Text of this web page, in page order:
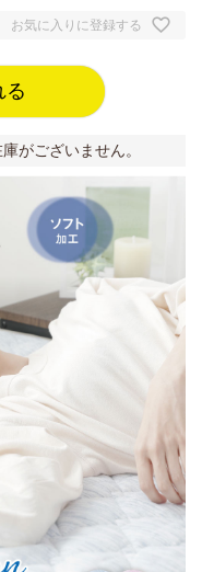
お気に入りに登録する
る
がございません。